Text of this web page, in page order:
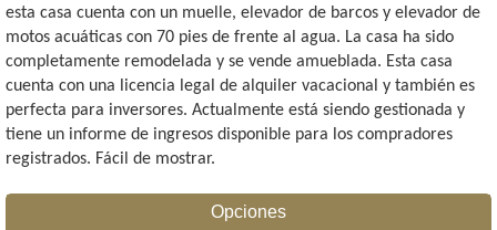
esta casa cuenta con un muelle, elevador de barcos y elevador de
motos acuáticas con 70 pies de frente al agua. La casa ha sido
completamente remodelada y se vende amueblada. Esta casa
cuenta con una licencia legal de alquiler vacacional y también es
perfecta para inversores. Actualmente está siendo gestionada y
tiene un informe de ingresos disponible para los compradores
registrados. Fácil de mostrar.
Opciones